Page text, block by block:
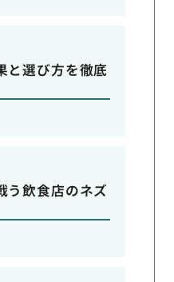
と選び方を徹底
う飲食店のネズ